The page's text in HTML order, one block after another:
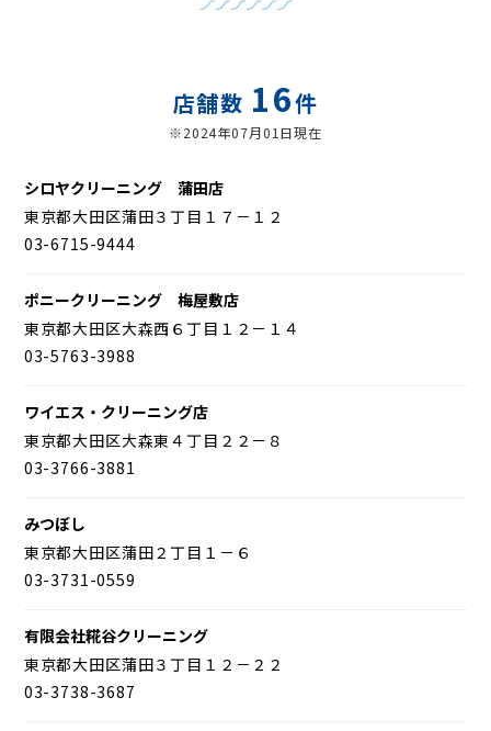
店舗数 16件
※2024年07月01日現在
シロヤクリーニング 蒲田店
東京都大田区蒲田３丁目１７－１２
03-6715-9444
ポニークリーニング 梅屋敷店
東京都大田区大森西６丁目１２－１４
03-5763-3988
ワイエス・クリーニング店
東京都大田区大森東４丁目２２－８
03-3766-3881
みつぼし
東京都大田区蒲田２丁目１－６
03-3731-0559
有限会社糀谷クリーニング
東京都大田区蒲田３丁目１２－２２
03-3738-3687